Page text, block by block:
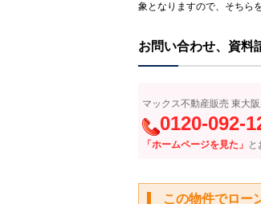
象となりますので、そちら
お問い合わせ、資料
マックス不動産販売 東大
0120-092-
「ホームページを見た」 と
この物件でロー